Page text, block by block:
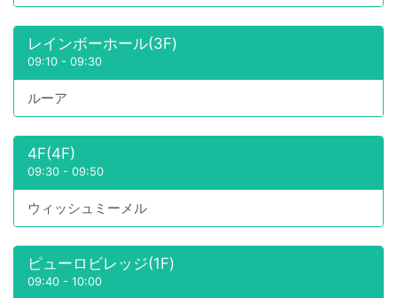
レインボーホール(3F)
09:10 - 09:30
ルーア
4F(4F)
09:30 - 09:50
ウィッシュミーメル
ピューロビレッジ(1F)
09:40 - 10:00